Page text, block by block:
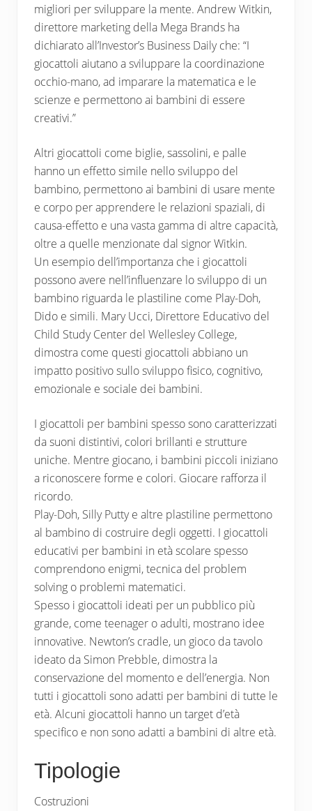
migliori per sviluppare la mente. Andrew Witkin,
direttore marketing della Mega Brands ha
dichiarato all’Investor’s Business Daily che: “I
giocattoli aiutano a sviluppare la coordinazione
occhio-mano, ad imparare la matematica e le
scienze e permettono ai bambini di essere
creativi.”
Altri giocattoli come biglie, sassolini, e palle
hanno un effetto simile nello sviluppo del
bambino, permettono ai bambini di usare mente
e corpo per apprendere le relazioni spaziali, di
causa-effetto e una vasta gamma di altre capacità,
oltre a quelle menzionate dal signor Witkin.
Un esempio dell’importanza che i giocattoli
possono avere nell’influenzare lo sviluppo di un
bambino riguarda le plastiline come Play-Doh,
Dido e simili. Mary Ucci, Direttore Educativo del
Child Study Center del Wellesley College,
dimostra come questi giocattoli abbiano un
impatto positivo sullo sviluppo fisico, cognitivo,
emozionale e sociale dei bambini.
I giocattoli per bambini spesso sono caratterizzati
da suoni distintivi, colori brillanti e strutture
uniche. Mentre giocano, i bambini piccoli iniziano
a riconoscere forme e colori. Giocare rafforza il
ricordo.
Play-Doh, Silly Putty e altre plastiline permettono
al bambino di costruire degli oggetti. I giocattoli
educativi per bambini in età scolare spesso
comprendono enigmi, tecnica del problem
solving o problemi matematici.
Spesso i giocattoli ideati per un pubblico più
grande, come teenager o adulti, mostrano idee
innovative. Newton’s cradle, un gioco da tavolo
ideato da Simon Prebble, dimostra la
conservazione del momento e dell’energia. Non
tutti i giocattoli sono adatti per bambini di tutte le
età. Alcuni giocattoli hanno un target d’età
specifico e non sono adatti a bambini di altre età.
Tipologie
Costruzioni